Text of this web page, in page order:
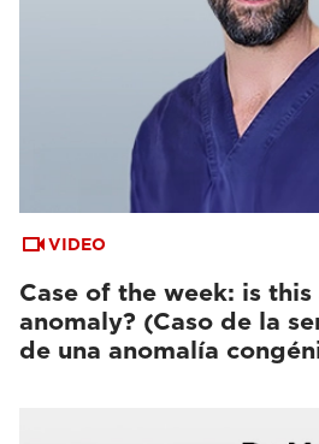
VIDEO
Case of the week: is
anomaly? (Caso de la
de una anomalía